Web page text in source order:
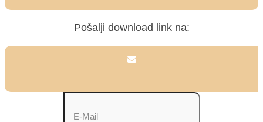
Pošalji download link na: